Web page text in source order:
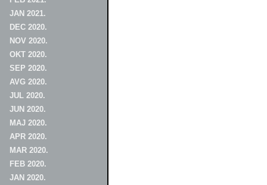
JAN 2021.
DEC 2020.
NOV 2020.
OKT 2020.
SEP 2020.
AVG 2020.
JUL 2020.
JUN 2020.
MAJ 2020.
APR 2020.
MAR 2020.
FEB 2020.
JAN 2020.